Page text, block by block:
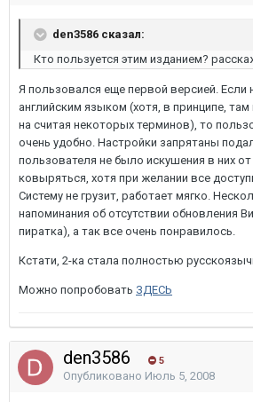
den3586 сказал:
Кто пользуется этим изданием?
Я пользовался еще первой версией. Если
английским языком (хотя, в принципе, там
на считая некоторых терминов), то
очень удобно. Настройки запрятаны
пользователя не было искушения в них от
ковыряться, хотя при желании все
Систему не грузит, работает мягко.
напоминания об отсутствии обновления
пиратка), а так все очень понравилось.
Кстати, 2-ка стала полностью
Можно попробовать ЗДЕСЬ
den3586 5
Опубликовано Июль 5, 2008